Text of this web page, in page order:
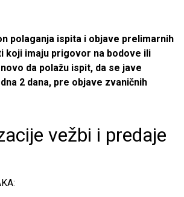
polaganja ispita i objave prelimarnih
koji imaju prigovor na bodove ili
da polažu ispit, da se jave
2 dana, pre objave zvaničnih
vežbi i predaje